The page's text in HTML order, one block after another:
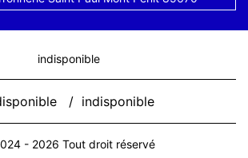
indisponible
/ indisponible
- 2026 Tout droit réservé